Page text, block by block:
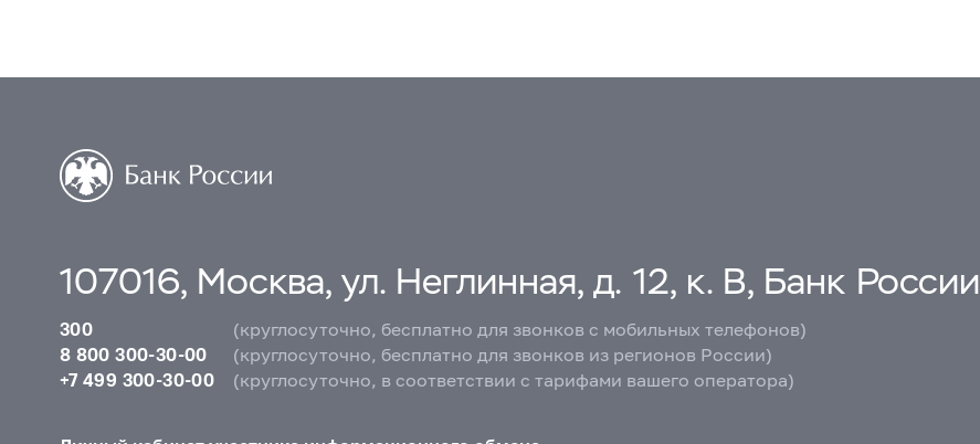
107016, Москва, ул. Неглинная, д. 12, к. В, Банк России
300
(круглосуточно, бесплатно для звонков с мобильных телефонов)
8 800 300-30-00
(круглосуточно, бесплатно для звонков из регионов России)
+7 499 300-30-00
(круглосуточно, в соответствии с тарифами вашего оператора)